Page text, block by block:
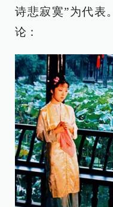
诗悲寂寞”为代表
论：